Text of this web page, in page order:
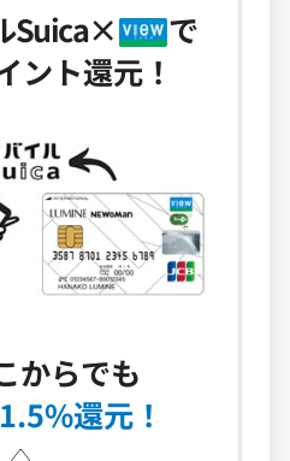
Suica×
で
ント還元！
からでも
還元！